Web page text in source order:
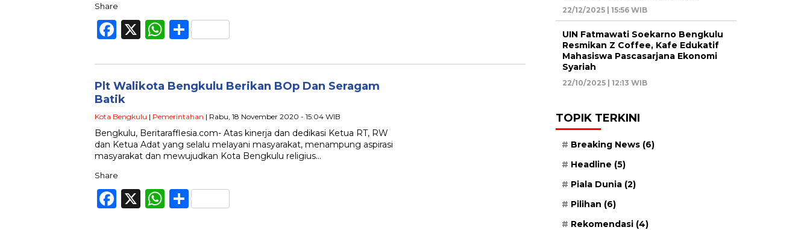
Share
Facebook
X WhatsApp
Share
Plt Walikota Bengkulu Berikan BOp Dan Seragam
Batik
Kota Bengkulu | Pemerintahan | Rabu, 18 November 2020 - 15:04 WIB
Bengkulu, Beritarafflesia.com- Atas kinerja dan dedikasi Ketua RT, RW
dan Ketua Adat yang selalu melayani masyarakat, menampung aspirasi
masyarakat dan mewujudkan Kota Bengkulu religius…
Share
Facebook
X WhatsApp
Share
22/12/2025 | 15:56 WIB
UIN Fatmawati Soekarno Bengkulu
Resmikan Z Coffee, Kafe Edukatif
Mahasiswa Pascasarjana Ekonomi
Syariah
22/10/2025 | 12:13 WIB
TOPIK TERKINI
Breaking News (6)
Headline (5)
Piala Dunia (2)
Pilihan (6)
Rekomendasi (4)